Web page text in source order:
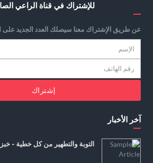
للإشتراك في قناة الراعي
عن طريق الإشتراك معنا سيصلك العدد الجديد على
إشتراك
آخر الأخبار
التوبة والتطهير من كل خطية -